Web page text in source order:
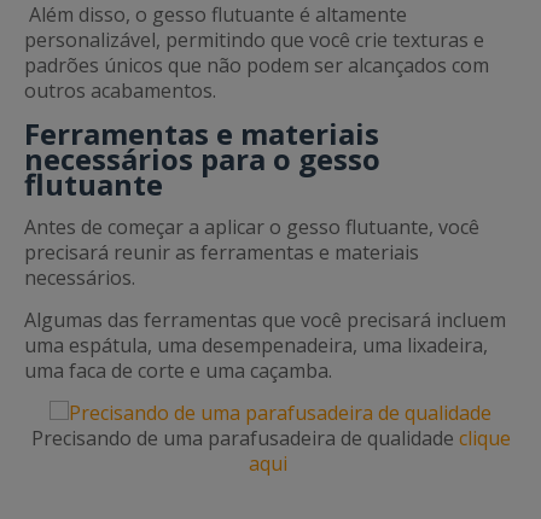
Além disso, o gesso flutuante é altamente
personalizável, permitindo que você crie texturas e
padrões únicos que não podem ser alcançados com
outros acabamentos.
Ferramentas e materiais
necessários para o gesso
flutuante
Antes de começar a aplicar o gesso flutuante, você
precisará reunir as ferramentas e materiais
necessários.
Algumas das ferramentas que você precisará incluem
uma espátula, uma desempenadeira, uma lixadeira,
uma faca de corte e uma caçamba.
Precisando de uma parafusadeira de qualidade clique
aqui